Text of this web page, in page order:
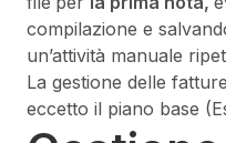
compilazione e
un’attività manuale
La gestione delle
eccetto il piano base